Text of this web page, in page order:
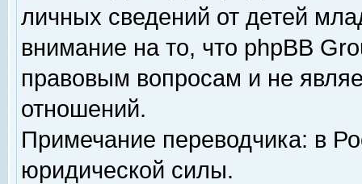
личных сведений от детей
внимание на то, что phpBB
правовым вопросам и не
отношений.
Примечание переводчика: в
юридической силы.